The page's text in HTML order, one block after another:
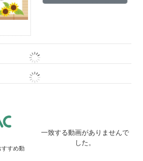
すすめ動
一致する動画がありませんで
した。